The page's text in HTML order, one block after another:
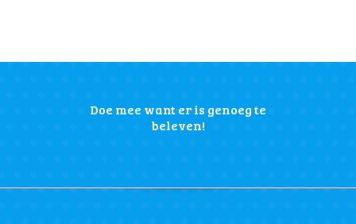
Doe mee want er is genoeg te
beleven!